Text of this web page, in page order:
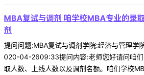
MBA复试与调剂 咱学校MBA专业的录
剂
提问问题:MBA复试与调剂学院:经济与管理学
020-04-2609:33提问内容:老师您好请问咱们
取人数、上线人数以及调剂名额。咱们学校